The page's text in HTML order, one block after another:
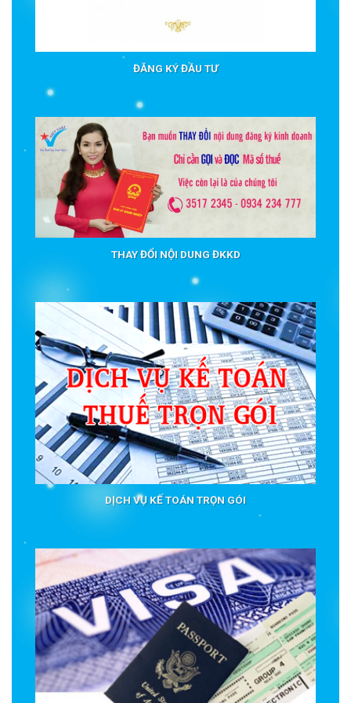
ĐĂNG KÝ ĐẦU TƯ
THAY ĐỔI NỘI DUNG ĐKKD
DỊCH VỤ KẾ TOÁN TRỌN GÓI